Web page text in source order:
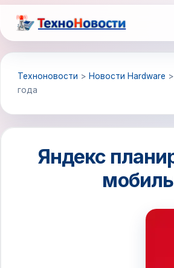
Перейти
к
содержимому
Техноновости > Новости Hardware >
года
Яндекс